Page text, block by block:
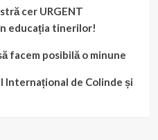
cer URGENT
educația tinerilor!
facem posibilă o minune
Internațional de Colinde și